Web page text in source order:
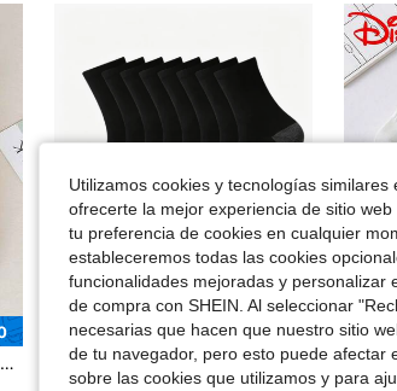
Ahorro de $2.70
-33% 10/20/30/40 pares de calcetines deportivos cómodos para hombre, para todas las estaciones, para casa y regreso a la escuela, de media caña, unisex -30%
#2
¡Casi
Utilizamos cookies y tecnologías
ofrecerte la mejor experiencia de sitio
tu preferencia de cookies en cualquier
estableceremos todas las cookies
funcionalidades mejoradas y personalizar
de compra con SHEIN. Al seleccionar
necesarias que hacen que nuestro sitio
de tu navegador, pero esto puede afectar
sobre las cookies que utilizamos y para